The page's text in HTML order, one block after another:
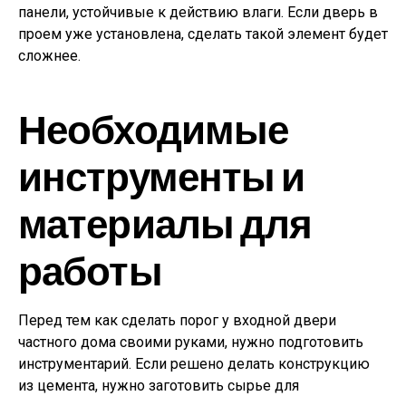
панели, устойчивые к действию влаги. Если дверь в
проем уже установлена, сделать такой элемент будет
сложнее.
Необходимые
инструменты и
материалы для
работы
Перед тем как сделать порог у входной двери
частного дома своими руками, нужно подготовить
инструментарий. Если решено делать конструкцию
из цемента, нужно заготовить сырье для